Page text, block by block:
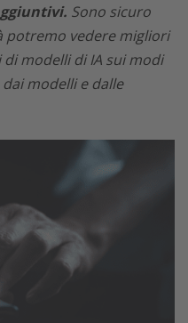
Sono sicuro
potremo vedere migliori
modelli di IA sui modi
modelli e dalle